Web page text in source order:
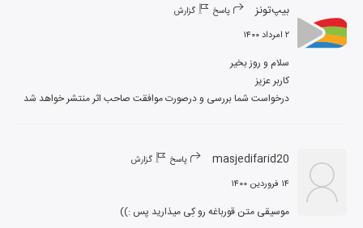
بیپ‌تونز پاسخ گزارش
۲ امرداد ۱۴۰۰
درخواست شما بررسی و درصورت موافقت صاحب اثر منتشر خواهد شد
masjedifarid20 پاسخ گزارش
۱۴ فروردین ۱۴۰۰
موسیقی متن قورباغه رو کِی میذارید پس :))